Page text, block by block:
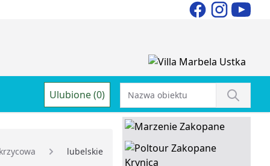
Ulubione (0)
lubelskie